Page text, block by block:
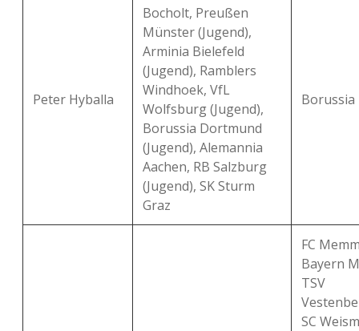
Peter Hyballa
Bocholt, Preußen
Münster (Jugend),
Arminia Bielefeld
(Jugend), Ramblers
Windhoek, VfL
Wolfsburg (Jugend),
Borussia Dortmund
(Jugend), Alemannia
Aachen, RB Salzburg
(Jugend), SK Sturm
Graz
FC
Bayern
TSV
SC